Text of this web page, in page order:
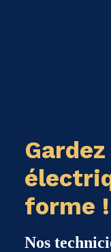
forme !
Nos